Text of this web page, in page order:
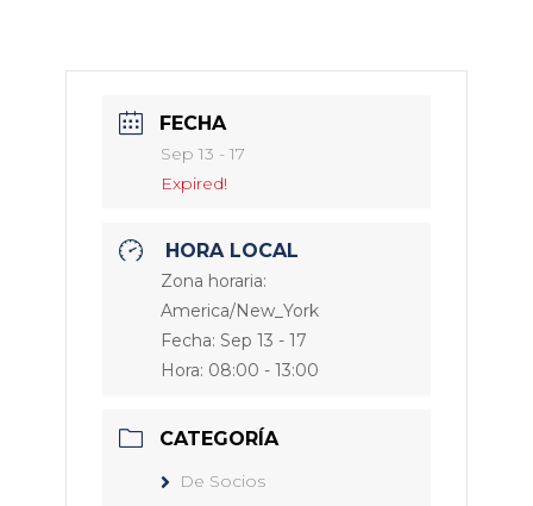
FECHA
Sep 13 - 17
Expired!
HORA LOCAL
Zona horaria:
America/New_York
Fecha: Sep 13 - 17
Hora: 08:00 - 13:00
CATEGORÍA
De Socios